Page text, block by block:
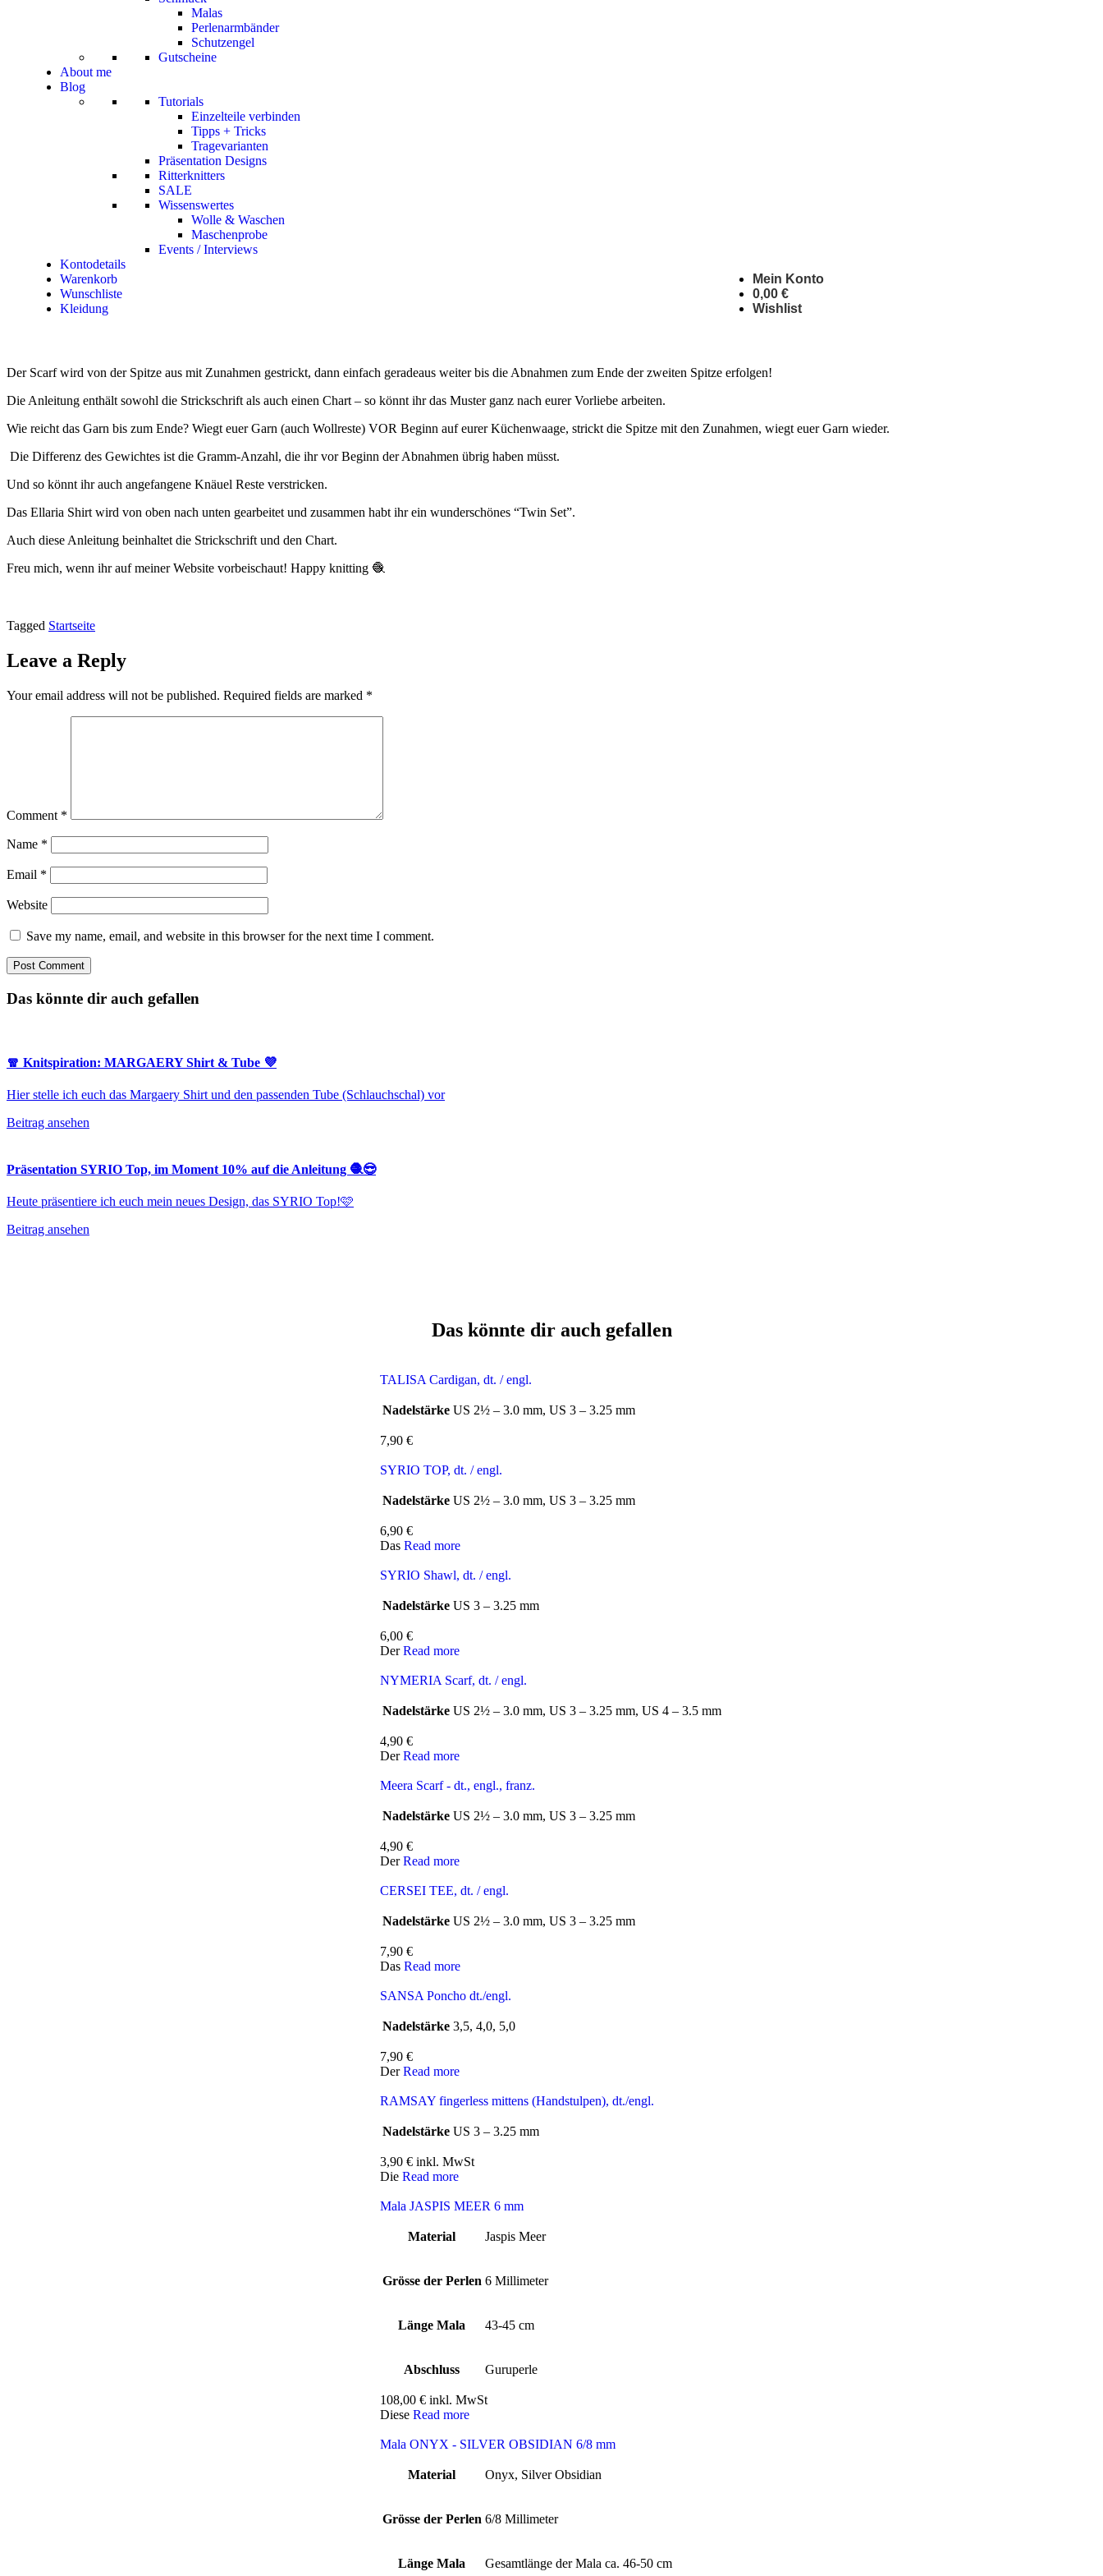
Malas
Perlenarmbänder
Schutzengel
Gutscheine
About me
Blog
Tutorials
Einzelteile verbinden
Tipps + Tricks
Tragevarianten
Präsentation Designs
Ritterknitters
SALE
Wissenswertes
Wolle & Waschen
Maschenprobe
Events / Interviews
Kontodetails
Warenkorb
Wunschliste
Kleidung
Mein Konto
0,00 €
Wishlist
Der Scarf wird von der Spitze aus mit Zunahmen gestrickt, dann einfach geradeaus weiter bis die Abnahmen zum Ende der zweiten Spitze erfolgen!
Die Anleitung enthält sowohl die Strickschrift als auch einen Chart – so könnt ihr das Muster ganz nach eurer Vorliebe arbeiten.
Wie reicht das Garn bis zum Ende? Wiegt euer Garn (auch Wollreste) VOR Beginn auf eurer Küchenwaage, strickt die Spitze mit den Zunahmen, wiegt euer Garn wieder.
Die Differenz des Gewichtes ist die Gramm-Anzahl, die ihr vor Beginn der Abnahmen übrig haben müsst.
Und so könnt ihr auch angefangene Knäuel Reste verstricken.
Das Ellaria Shirt wird von oben nach unten gearbeitet und zusammen habt ihr ein wunderschönes “Twin Set”.
Auch diese Anleitung beinhaltet die Strickschrift und den Chart.
Freu mich, wenn ihr auf meiner Website vorbeischaut! Happy knitting 🧶
Tagged Startseite
Leave a Reply
Your email address will not be published. Required fields are marked *
Comment *
Name *
Email *
Website
Save my name, email, and website in this browser for the next time I comment.
Das könnte dir auch gefallen
🧣 Knitspiration: MARGAERY Shirt & Tube 💜
Hier stelle ich euch das Margaery Shirt und den passenden Tube (Schlauchschal) vor
Beitrag ansehen
Präsentation SYRIO Top, im Moment 10% auf die Anleitung 🧶😎
Heute präsentiere ich euch mein neues Design, das SYRIO Top!🩷
Beitrag ansehen
Das könnte dir auch gefallen
TALISA Cardigan, dt. / engl.
Nadelstärke US 2½ – 3.0 mm, US 3 – 3.25 mm
7,90 €
SYRIO TOP, dt. / engl.
Nadelstärke US 2½ – 3.0 mm, US 3 – 3.25 mm
6,90 €
Das Read more
SYRIO Shawl, dt. / engl.
Nadelstärke US 3 – 3.25 mm
6,00 €
DerRead more
NYMERIA Scarf, dt. / engl.
Nadelstärke US 2½ – 3.0 mm, US 3 – 3.25 mm, US 4 – 3.5 mm
4,90 €
DerRead more
Meera Scarf - dt., engl., franz.
Nadelstärke US 2½ – 3.0 mm, US 3 – 3.25 mm
4,90 €
DerRead more
CERSEI TEE, dt. / engl.
Nadelstärke US 2½ – 3.0 mm, US 3 – 3.25 mm
7,90 €
Das Read more
SANSA Poncho dt./engl.
Nadelstärke 3,5, 4,0, 5,0
7,90 €
DerRead more
RAMSAY fingerless mittens (Handstulpen), dt./engl.
Nadelstärke US 3 – 3.25 mm
3,90 € inkl. MwSt
Die Read more
Mala JASPIS MEER 6 mm
Material Jaspis Meer
Grösse der Perlen 6 Millimeter
Länge Mala 43-45 cm
Abschluss Guruperle
108,00 € inkl. MwSt
Diese Read more
Mala ONYX - SILVER OBSIDIAN 6/8 mm
Material Onyx, Silver Obsidian
Grösse der Perlen 6/8 Millimeter
Länge Mala Gesamtlänge der Mala ca. 46-50 cm